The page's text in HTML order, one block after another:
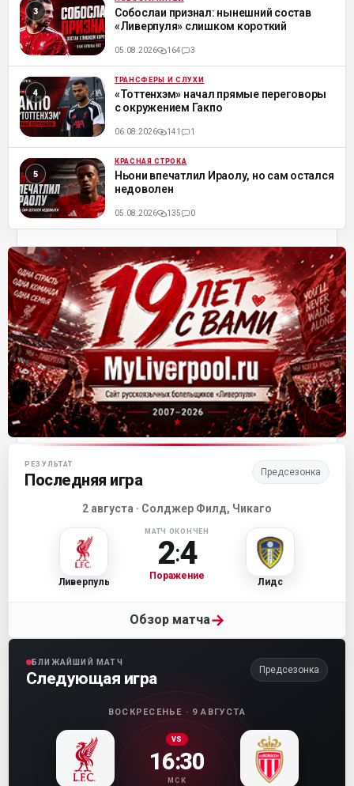
ML
Собослаи признал: нынешний состав
«Ливерпуля» слишком короткий
05.08.2026 164 3
ML ТРАНСФЕРЫ И СЛУХИ
«Тоттенхэм» начал прямые переговоры
с окружением Гакпо
06.08.2026 141 1
ML КРАСНАЯ СТРОКА
Ньони впечатлил Ираолу, но сам остался
недоволен
05.08.2026 135 0
Матч-центр «Ливерпуля»
РЕЗУЛЬТАТ
Последняя игра Предсезонка
2 августа · Солджер Филд, Чикаго
Ливерпуль
МАТЧ ОКОНЧЕН
2:4
Поражение
Лидс
Обзор матча→
БЛИЖАЙШИЙ МАТЧ
Следующая игра Предсезонка
ВОСКРЕСЕНЬЕ · 9 АВГУСТА
VS
16:30
МСК